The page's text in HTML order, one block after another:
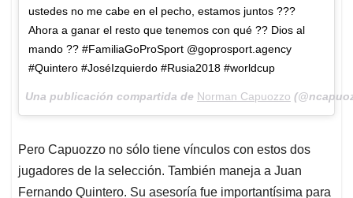
ustedes no me cabe en el pecho, estamos juntos ???
Ahora a ganar el resto que tenemos con qué ?? Dios al
mando ?? #FamiliaGoProSport @goprosport.agency
#Quintero #JoséIzquierdo #Rusia2018 #worldcup
Una publicación compartida de Norman Capuozzo
Pero Capuozzo no sólo tiene vínculos con estos dos
jugadores de la selección. También maneja a Juan
Fernando Quintero. Su asesoría fue importantísima para